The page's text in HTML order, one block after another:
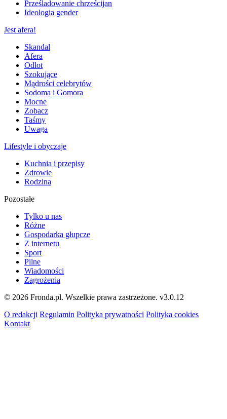
Prześladowanie chrześcijan
Ideologia gender
Jest afera!
Skandal
Afera
Odlot
Szokujące
Mądrości celebrytów
Sodoma i Gomora
Mocne
Zobacz
Taśmy
Uwaga
Lifestyle i obyczaje
Kuchnia i przepisy
Zdrowie
Rodzina
Pozostałe
Tylko u nas
Różne
Gospodarka głupcze
Z internetu
Sport
Pilne
Wiadomości
Zagrożenia
© 2026 Fronda.pl. Wszelkie prawa zastrzeżone. v3.0.12
O redakcji Regulamin Polityka prywatności Polityka cookies
Kontakt